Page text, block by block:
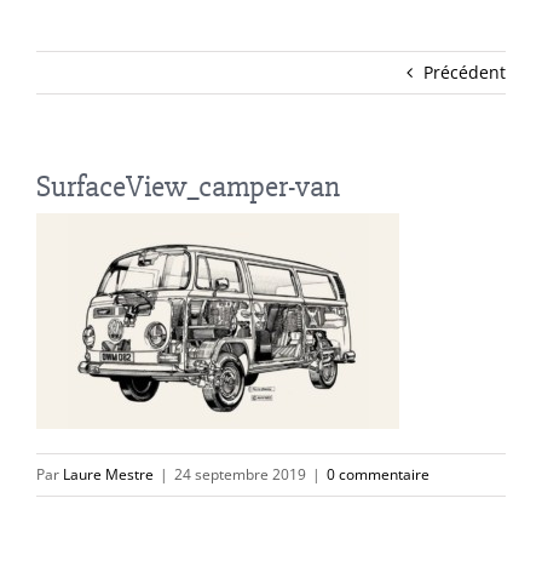
Précédent
SurfaceView_camper-van
Par Laure Mestre | 24 septembre 2019 | 0 commentaire